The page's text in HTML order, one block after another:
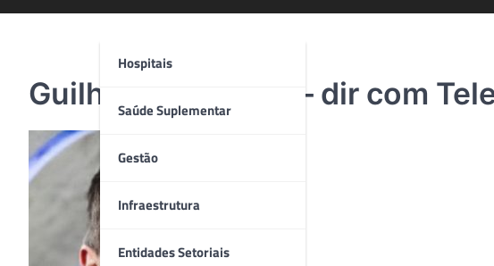
Hospitais
Saúde Suplementar
Gestão
Infraestrutura
Entidades Setoriais
Guilherme Marcial – dir com